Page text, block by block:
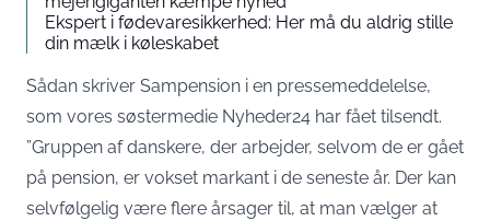
Ekspert i fødevaresikkerhed: Her må du aldrig stille
din mælk i køleskabet
Sådan skriver Sampension i en pressemeddelelse,
som vores søstermedie Nyheder24 har fået tilsendt.
”Gruppen af danskere, der arbejder, selvom de er gået
på pension, er vokset markant i de seneste år. Der kan
selvfølgelig være flere årsager til, at man vælger at